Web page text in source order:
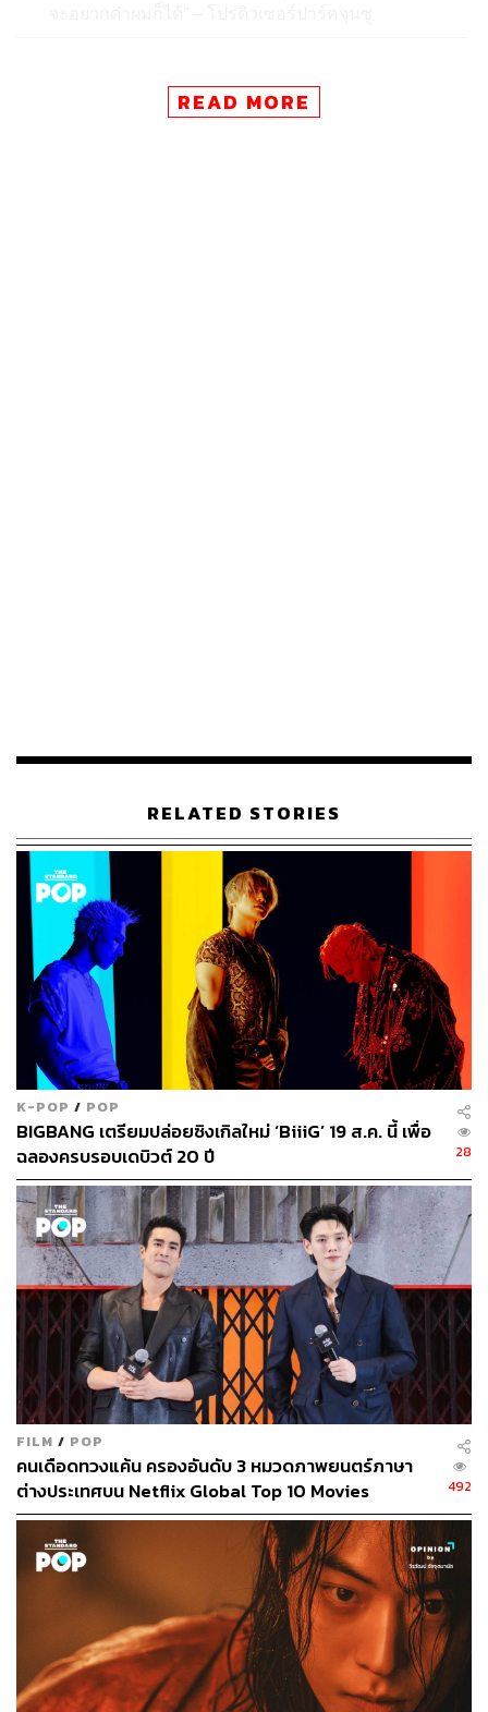
Entertainment ตั้งแต่เริ่มต้น กำหนดออกอากาศวันที่ 5
ตุลาคม 2561 มีทั้งหมด 8 อีพี กำกับโดย ปาร์คจุนซู เขียนบท
โดย คิมมินซอก นักแสดงนำ ซึงรี, ยูบยองแจ, อีแจจิน, ซนเซ
บิน, คิมกาอึน, ปาร์คชุงฮวาน, แบคยองกวัง, Jinu รวมถึงแขก
รับเชิญสุดเซอร์ไพรส์ที่พร้อมมาปรากฏตัวแบบที่ตัวซึงรีเองยัง
ตกใจไม่แพ้กัน
แถลงวิสัยทัศน์ของ YG FSO
ห้องแถลงข่าวที่อยู่ชั้นใต้ดินของโรงแรม JW Marriott
Dongdaemun ทีมงานเลือกใช้สีดำเพิ่มความเคร่งขรึม ตัด
ด้วยสีแดงตามสีโลโก้ของ Netflix เปิดตัวตรงเวลาด้วยการ
ฉายตัวอย่างใหม่ล่าสุดของซิตคอม
Strategy Office) ก่อนที่ซึงรี จากวง BIGBANG นักแสดงนำ
ของเรื่องจะขึ้นมาบนเวที เขาเลือกสูทสีเข้ม สวมแว่นตา เพื่อ
ให้เข้ากับบรรยากาศการเปิดเผยวิสัยทัศน์ของแผนก YG
Future Strategy Office ที่เขารับผิดชอบ
เวลาราว 10 นาทีในการอธิบายรายละเอียด ซึงรีทำให้เห็นว่า
เขาเป็นคนอารมณ์ดี สนุกสนาน อย่างมุกที่เล่นตัวเองเพื่อ
ต้อนรับนักข่าวทั่วทุกมุมโลก “ทั้งนิวยอร์กและลอนดอน” ที่
ไม่มีเสียงตอบรับ “ไทยแลนด์?” เขาลองเล่นมุกอีกรอบ และสื่อ
จากไทยเราต้องส่งเสียงเชียร์จนซึงรีพูด “สวัสดีครับ” ให้ได้ยิน
READ MORE
RELATED STORIES
K-POP / POP
BIGBANG เตรียมปล่อยซิงเกิลใหม่ ‘BiiiG’ 19 ส.ค. นี้ เพื่อ
ฉลองครบรอบเดบิวต์ 20 ปี
28
FILM / POP
คนเดือดทวงแค้น ครองอันดับ 3 หมวดภาพยนตร์ภาษา
ต่างประเทศบน Netflix Global Top 10 Movies
492